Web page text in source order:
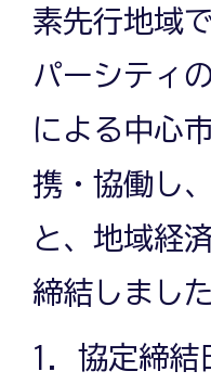
素先行地域
パーシティ
による中心
携・協働し
と、地域経
締結しました
1．協定締結